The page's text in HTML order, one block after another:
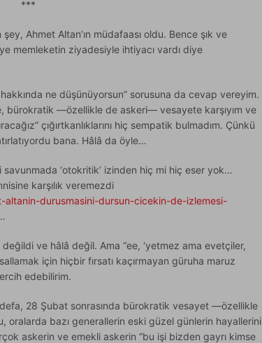
***
Ahmet Altan’ın müdafaası oldu. Bence şık ve
memleketin ziyadesiyle ihtiyacı vardı diye
ne düşünüyorsun” sorusuna da cevap vereyim.
bürokratik —özellikle de askeri— vesayete karşıyım ve
çığırtkanlıklarını hiç sempatik bulmadım. Çünkü
bana. Hâlâ da öyle…
savunmada ‘otokritik’ izinden hiç mi hiç eser yok…
karşılık veremezdi
durusmasini-dursun-cicekin-de-izlemesi-
ve hâlâ değil. Ama “ee, ‘yetmez ama evetçiler,
için hiçbir fırsatı kaçırmayan güruha maruz
edebilirim.
28 Şubat sonrasında bürokratik vesayet —özellikle
oralarda bazı generallerin eski güzel günlerin hayallerini
askerin ve emekli askerin “bu işi bizden gayrı kimse